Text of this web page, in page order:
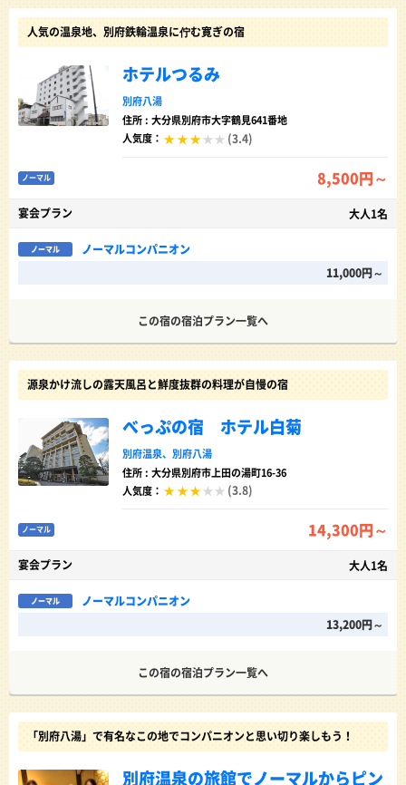
人気の温泉地、別府鉄輪温泉に佇む寛ぎの宿
ホテルつるみ
別府八湯
住所 : 大分県別府市大字鶴見641番地
人気度：
(3.4)
ノーマル 8,500円～
宴会プラン 大人1名
ノーマル
ノーマルコンパニオン
11,000円～
この宿の宿泊プラン一覧へ
源泉かけ流しの露天風呂と鮮度抜群の料理が自慢の宿
べっぷの宿 ホテル白菊
別府温泉、 別府八湯
住所 : 大分県別府市上田の湯町16-36
人気度：
(3.8)
ノーマル 14,300円～
宴会プラン 大人1名
ノーマル
ノーマルコンパニオン
13,200円～
この宿の宿泊プラン一覧へ
「別府八湯」で有名なこの地でコンパニオンと思い切り楽しもう！
別府温泉の旅館でノーマルからピン